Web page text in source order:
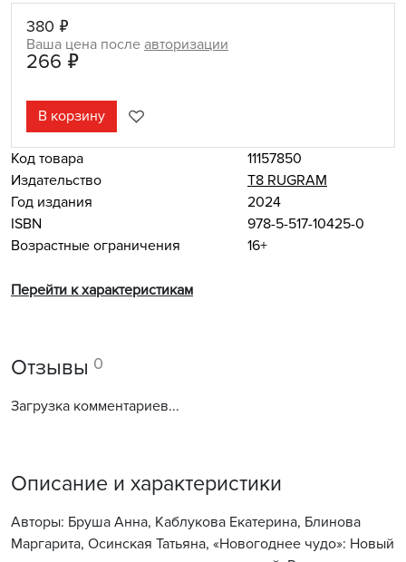
380 ₽
Ваша цена после авторизации
266 ₽
В корзину
Код товара
11157850
Издательство
Т8 RUGRAM
Год издания
2024
ISBN
978-5-517-10425-0
Возрастные ограничения
16+
Перейти к характеристикам
Отзывы 0
Загрузка комментариев...
Описание и характеристики
Авторы: Бруша Анна, Каблукова Екатерина, Блинова
Маргарита, Осинская Татьяна, «Новогоднее чудо»: Новый